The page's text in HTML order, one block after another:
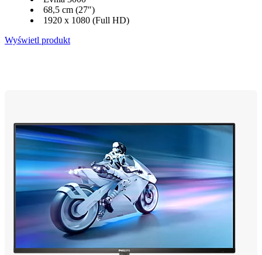
68,5 cm (27″)
1920 x 1080 (Full HD)
Wyświetl produkt